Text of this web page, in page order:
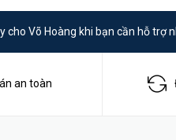
cho Võ Hoàng khi bạn cần hỗ trợ
an toàn